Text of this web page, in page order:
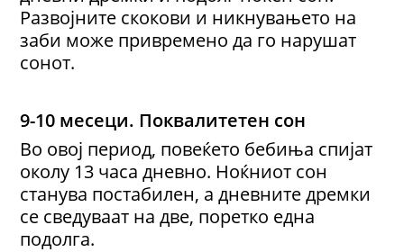
Развојните скокови и никнувањето на
заби може привремено да го нарушат
сонот.
9-10 месеци. Поквалитетен сон
Во овој период, повеќето бебиња спијат
околу 13 часа дневно. Ноќниот сон
станува постабилен, а дневните дремки
се сведуваат на две, поретко една
подолга.